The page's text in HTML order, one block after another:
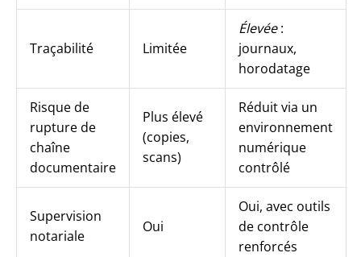
Traçabilité Limitée
Élevée:
journaux,
horodatage
Risque de
rupture de
chaîne
documentaire
Plus élevé
(copies,
scans)
Réduit via un
environnement
numérique
contrôlé
Supervision
notariale
Oui
Oui, avec outils
de contrôle
renforcés